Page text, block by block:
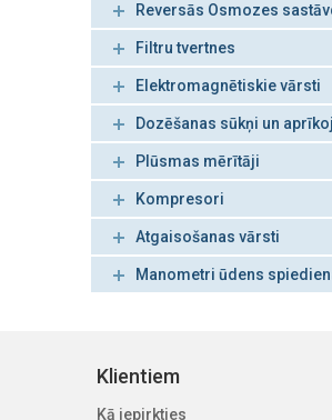
Reversās Osmozes
Filtru tvertnes
Elektromagnētiskie vārsti
Dozēšanas sūkņi un
Plūsmas mērītāji
Kompresori
Atgaisošanas vārsti
Manometri ūdens
Klientiem
Kā iepirkties